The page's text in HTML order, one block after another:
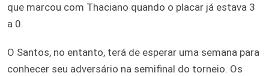
que marcou com Thaciano quando o placar já estava 3
a 0.
O Santos, no entanto, terá de esperar uma semana para
conhecer seu adversário na semifinal do torneio. Os